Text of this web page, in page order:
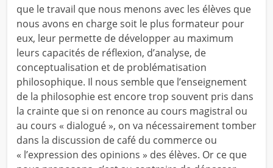
que le travail que nous menons avec les élèves que
nous avons en charge soit le plus formateur pour
eux, leur permette de développer au maximum
leurs capacités de réflexion, d’analyse, de
conceptualisation et de problématisation
philosophique. Il nous semble que l’enseignement
de la philosophie est encore trop souvent pris dans
la crainte que si on renonce au cours magistral ou
au cours « dialogué », on va nécessairement tomber
dans la discussion de café du commerce ou
« l’expression des opinions » des élèves. Or ce que